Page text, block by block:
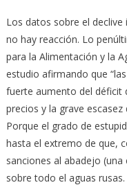
Los datos sobre el
no hay reacción. Lo
para la Alimentación y la
estudio afirmando que
fuerte aumento del déficit
precios y la grave
Porque el grado de
hasta el extremo de que,
sanciones al abadejo
sobre todo el aguas rusas.